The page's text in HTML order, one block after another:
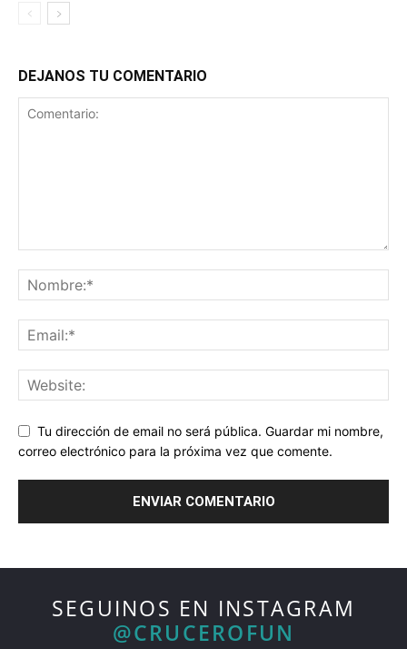
DEJANOS TU COMENTARIO
Tu dirección de email no será pública. Guardar mi nombre,
correo electrónico para la próxima vez que comente.
SEGUINOS EN INSTAGRAM
@CRUCEROFUN